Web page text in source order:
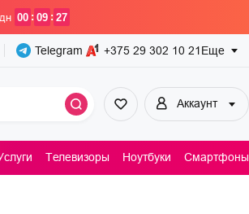
дн 00 : 09 : 27
Telegram +375 29 302 10 21Еще
Аккаунт
Телевизоры Ноутбуки Смартфоны